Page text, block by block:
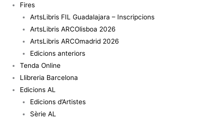
Fires
ArtsLibris FIL Guadalajara – Inscripcions
ArtsLibris ARCOlisboa 2026
ArtsLibris ARCOmadrid 2026
Edicions anteriors
Tenda Online
Llibreria Barcelona
Edicions AL
Edicions d’Artistes
Sèrie AL